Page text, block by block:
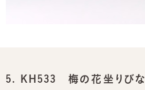
5. KH533 梅の花坐りびな